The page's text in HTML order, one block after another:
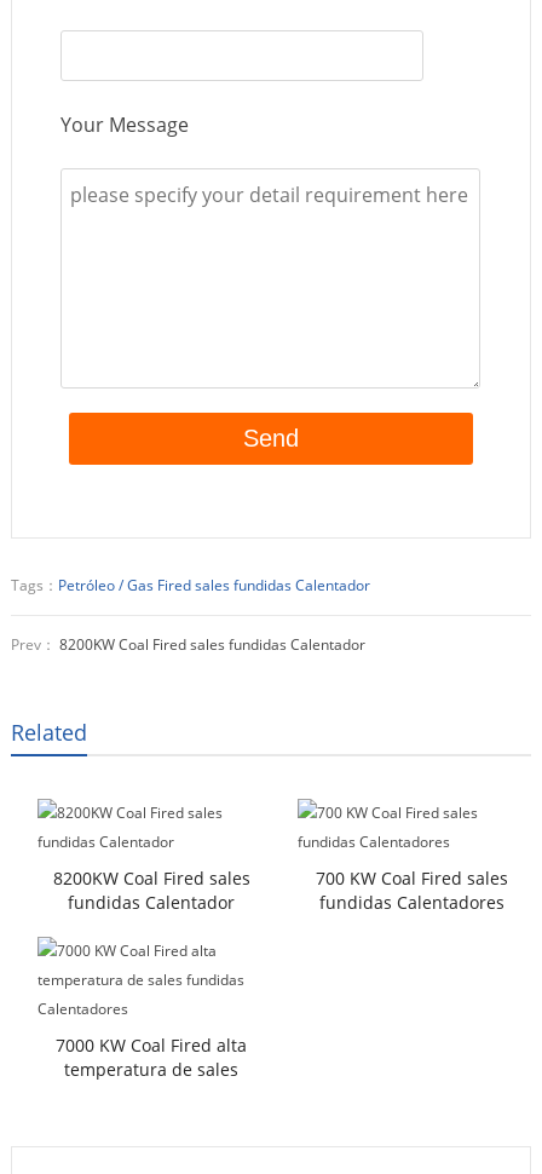
Your Message
Tags： Petróleo / Gas Fired sales fundidas Calentador
Prev： 8200KW Coal Fired sales fundidas Calentador
Related
8200KW Coal Fired sales
fundidas Calentador
700 KW Coal Fired sales
fundidas Calentadores
7000 KW Coal Fired alta
temperatura de sales